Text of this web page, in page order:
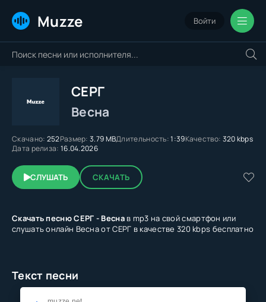
Muzze Войти
СЕРГ
Весна
Скачано: 252Размер: 3.79 MBДлительность:1:39Качество: 320 kbps
Дата релиза: 16.04.2026
СЛУШАТЬ СКАЧАТЬ
Скачать песню СЕРГ - Веснав mp3 на свой смартфон или
слушать онлайн Весна от СЕРГ в качестве 320 kbps бесплатно
Текст песни